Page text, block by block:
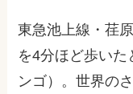
東急池上線・荏
を4分ほど歩いた
ンゴ）。世界の